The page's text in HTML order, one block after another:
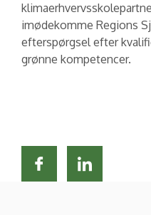
imødekomme Regions
efterspørgsel efter
grønne kompetencer.